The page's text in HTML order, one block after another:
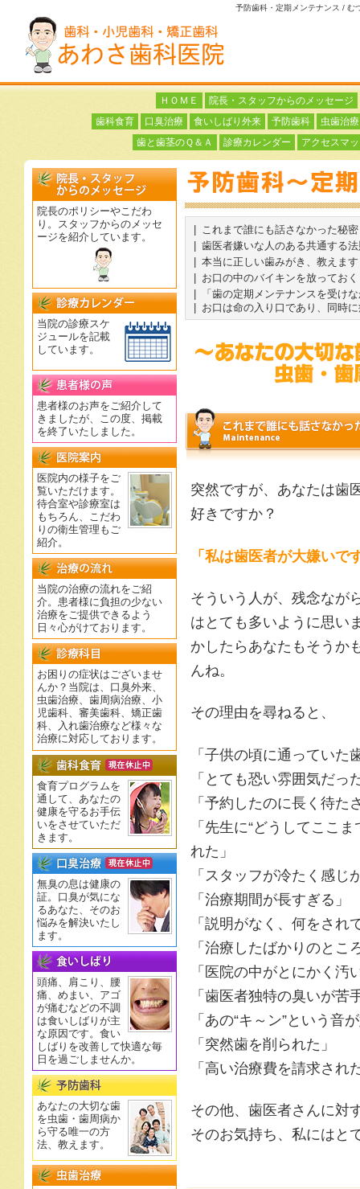
予防歯科・定期メンテナンス /
ＨＯＭＥ
院長・スタッフからのメッセージ
歯科食育
口臭治療 食いしばり外来 予防歯科
虫歯治療
歯と歯茎のＱ＆Ａ
診療カレンダー アクセスマ
これまで誰にも話さなかった秘密
歯医者嫌いな人のある共通する
本当に正しい歯みがき、教えます
お口の中のバイキンを放ってお
「歯の定期メンテナンスを受け
お口は命の入り口であり、同時
突然ですが、あなたは歯
好きですか？
「私は歯医者が大嫌いで
そういう人が、残念なが
はとても多いように思い
かしたらあなたもそうか
んね。
その理由を尋ねると、
「子供の頃に通ってい
「とても恐い雰囲気だっ
「予約したのに長く待た
「先生に“どうしてここ
れた」
「スタッフが冷たく感じ
「治療期間が長すぎる」
「説明がなく、何をさ
「治療したばかりのとこ
「医院の中がとにかく汚
「歯医者独特の臭いが苦
「あの“キ～ン”という音
「突然歯を削られた」
「高い治療費を請求され
その他、歯医者さんに対
そのお気持ち、私にはと
院長のポリシーやこだわ
り。スタッフからのメッセ
ージを紹介しています。
当院の診療スケ
ジュールを記載
しています。
患者様のお声をご紹介して
きましたが、この度、掲載
を終了いたしました。
医院内の様子をご
覧いただけます。
待合室や診療室は
もちろん、こだわ
りの衛生管理もご
紹介。
当院の治療の流れをご紹
介。患者様に負担の少ない
治療をご提供できるよう
日々心がけております。
お困りの症状はございませ
んか？当院は、口臭外来、
虫歯治療、歯周病治療、小
児歯科、審美歯科、矯正歯
科、入れ歯治療など様々な
治療に対応しております。
食育プログラムを
通して、あなたの
健康を守るお手伝
いをさせていただ
きます。
無臭の息は健康の
証。口臭が気にな
るあなた、そのお
悩みを解決いたし
ます。
頭痛、肩こり、腰
痛、めまい、アゴ
が痛むなどの不調
は食いしばりが主
な原因です。食い
しばりを改善して快適な毎
日を過ごしませんか。
あなたの大切な歯
を虫歯・歯周病か
ら守る唯一の方
法、教えます。